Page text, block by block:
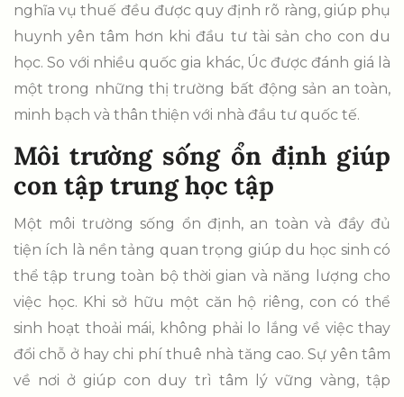
nghĩa vụ thuế đều được quy định rõ ràng, giúp phụ
huynh yên tâm hơn khi đầu tư tài sản cho con du
học. So với nhiều quốc gia khác, Úc được đánh giá là
một trong những thị trường bất động sản an toàn,
minh bạch và thân thiện với nhà đầu tư quốc tế.
Môi trường sống ổn định giúp
con tập trung học tập
Một môi trường sống ổn định, an toàn và đầy đủ
tiện ích là nền tảng quan trọng giúp du học sinh có
thể tập trung toàn bộ thời gian và năng lượng cho
việc học. Khi sở hữu một căn hộ riêng, con có thể
sinh hoạt thoải mái, không phải lo lắng về việc thay
đổi chỗ ở hay chi phí thuê nhà tăng cao. Sự yên tâm
về nơi ở giúp con duy trì tâm lý vững vàng, tập